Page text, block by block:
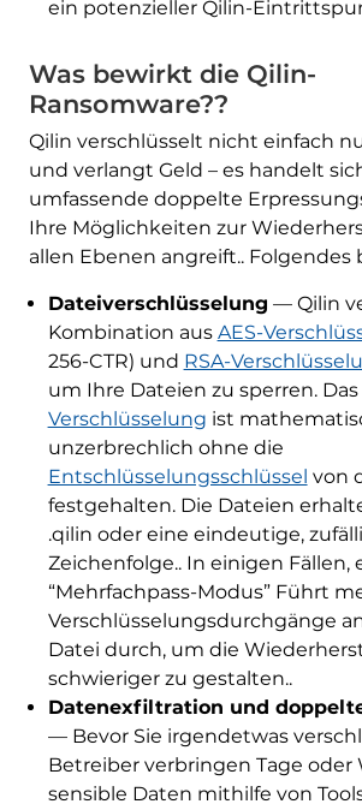
ein potenzieller Qilin-
Was bewirkt die Qilin-
Ransomware??
Qilin verschlüsselt nicht einfach
und verlangt Geld – es handelt
umfassende doppelte
Ihre Möglichkeiten zur
allen Ebenen angreift.. Folgendes
Dateiverschlüsselung — Qilin
Kombination aus AES-
256-CTR) und RSA-
um Ihre Dateien zu sperren.
Verschlüsselung ist
unzerbrechlich ohne die
Entschlüsselungsschlüssel von
festgehalten. Die Dateien
.qilin oder eine eindeutige,
Zeichenfolge.. In einigen Fällen,
“Mehrfachpass-Modus” Führt
Verschlüsselungsdurchgänge
Datei durch, um die
schwieriger zu gestalten..
Datenexfiltration und
— Bevor Sie irgendetwas
Betreiber verbringen Tage oder
sensible Daten mithilfe von